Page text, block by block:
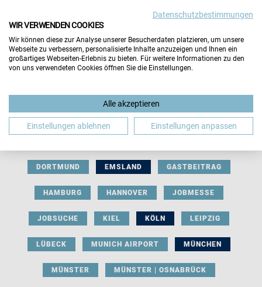
BERUFLICHE ORIENTIERUNG BEWERBUNG
DORTMUND EMSLAND GASTBEITRAG
HAMBURG HANNOVER JOBMESSE
JOBSUCHE KIEL KÖLN LEIPZIG
LÜBECK MUNICH AIRPORT MÜNCHEN
MÜNSTER MÜNSTER | OSNABRÜCK
Datenschutzbestimmungen
WIR VERWENDEN COOKIES
Wir können diese zur Analyse unserer Besucherdaten platzieren, um unsere
Webseite zu verbessern, personalisierte Inhalte anzuzeigen und Ihnen ein
großartiges Webseiten-Erlebnis zu bieten. Für weitere Informationen zu den
von uns verwendeten Cookies öffnen Sie die Einstellungen.
Alle akzeptieren
Einstellungen ablehnen Einstellungen anpassen